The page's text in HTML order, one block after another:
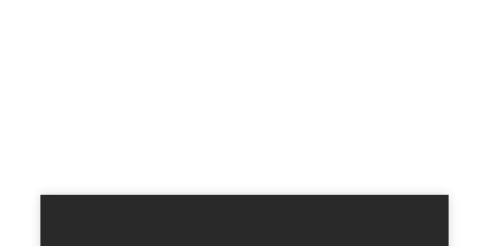
PagePage